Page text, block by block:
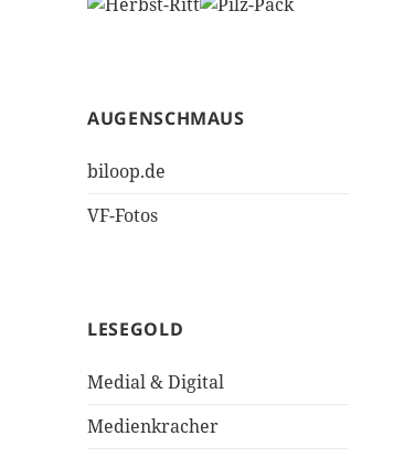
AUGENSCHMAUS
biloop.de
VF-Fotos
LESEGOLD
Medial & Digital
Medienkracher